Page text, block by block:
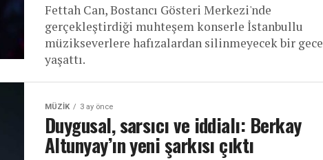
Fettah Can, Bostancı Gösteri Merkezi'nde
gerçekleştirdiği muhteşem konserle İstanbullu
müzikseverlere hafızalardan silinmeyecek bir gece
yaşattı.
MÜZIK 3 ay önce
Duygusal, sarsıcı ve iddialı: Berkay
Altunyay’ın yeni şarkısı çıktı